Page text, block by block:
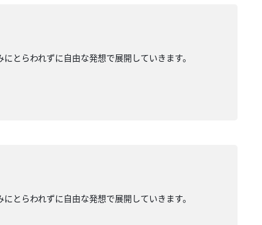
とらわれずに自由な発想で展開していきます。
とらわれずに自由な発想で展開していきます。